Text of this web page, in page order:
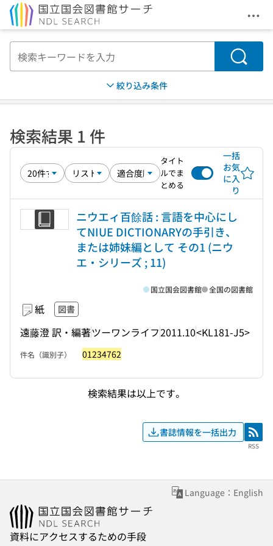
メ
検索
絞り込み条件
検索結果 1 件
タイト
ルでま
とめる
一括
お気
に入
り
ニウエィ百餘話 : 言語を中心にし
てNIUE DICTIONARYの手引き、
または姉妹編として その1 (ニウ
エ・シリーズ ; 11)
紙 図書
遠藤澄 訳・編著ツーワンライフ2011.10<KL181-J5>
国立国会図書館 全国の図書館
件名（識別子） 01234762
検索結果は以上です。
書誌情報を一括出力 RSS
RSS
Language：English
資料にアクセスするための手段